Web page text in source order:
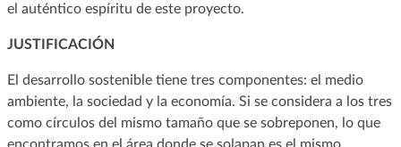
el auténtico espíritu de este proyecto.
JUSTIFICACIÓN
El desarrollo sostenible tiene tres componentes: el medio
ambiente, la sociedad y la economía. Si se considera a los tres
como círculos del mismo tamaño que se sobreponen, lo que